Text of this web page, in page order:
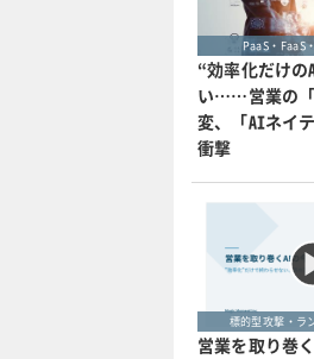
PaaS・FaaS
“効率化だけ
い……営業の
変、「AIネイ
衝撃
標的型攻撃・ラ
営業を取り巻